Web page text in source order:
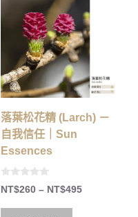
落葉松花精 (Larch) －
自我信任｜Sun
Essences
0
oNT$260 – NT$495